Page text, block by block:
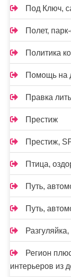
Под Ключ,
Полет,
Политика
Помощь на
Правка
Престиж
Престиж,
Птица,
Путь,
Путь,
Регион
интерьеров из